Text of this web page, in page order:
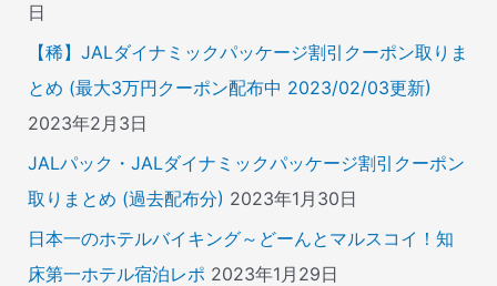
日
【稀】JALダイナミックパッケージ割引クーポン取りま
とめ (最大3万円クーポン配布中 2023/02/03更新)
2023年2月3日
JALパック・JALダイナミックパッケージ割引クーポン
取りまとめ (過去配布分) 2023年1月30日
日本一のホテルバイキング～どーんとマルスコイ！知
床第一ホテル宿泊レポ 2023年1月29日